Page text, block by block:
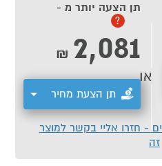
תן הצעה יותר מ -
?
2,081
₪
תן הצעת מחיר
או
- חזרו אליי בקשר למוצר
זה